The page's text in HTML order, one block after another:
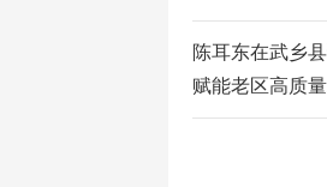
陈耳东在武乡
赋能老区高质